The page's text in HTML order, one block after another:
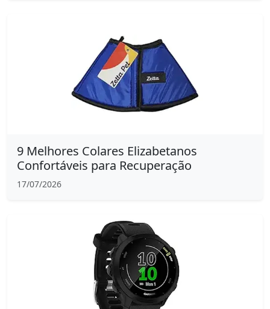
9 Melhores Colares Elizabetanos
Confortáveis para Recuperação
17/07/2026